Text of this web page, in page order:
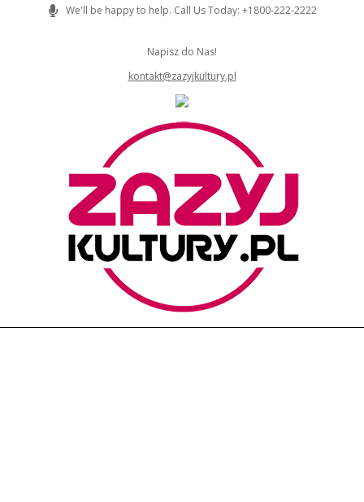
We'll be happy to help. Call Us Today: +1800-222-2222
Napisz do Nas!
kontakt@zazyjkultury.pl
ZAZYJKULTURY